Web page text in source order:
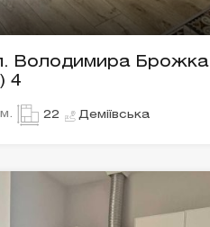
Володимира Брожка
4
22 Деміївська